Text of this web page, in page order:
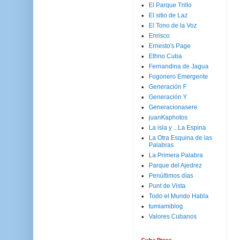
El Parque Trillo
El sitio de Laz
El Tono de la Voz
Enrisco
Ernesto's Page
Ethno Cuba
Fernandina de Jagua
Fogonero Emergente
Generación F
Generación Y
Generacionasere
juanKaphotos
La isla y ...La Espina
La Otra Esquina de las
Palabras
La Primera Palabra
Parque del Ajedrez
Penúltimos días
Punt de Vista
Todo el Mundo Habla
tumiamiblog
Valores Cubanos